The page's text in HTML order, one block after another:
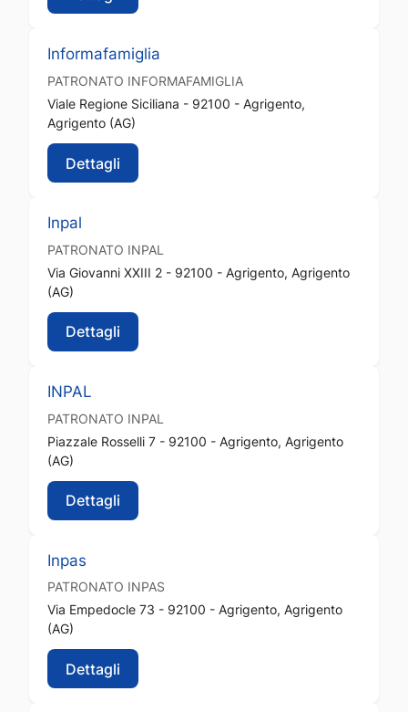
Informafamiglia
PATRONATO INFORMAFAMIGLIA
Viale Regione Siciliana - 92100 - Agrigento,
Agrigento (AG)
Dettagli
Inpal
PATRONATO INPAL
Via Giovanni XXIII 2 - 92100 - Agrigento, Agrigento
(AG)
Dettagli
INPAL
PATRONATO INPAL
Piazzale Rosselli 7 - 92100 - Agrigento, Agrigento
(AG)
Dettagli
Inpas
PATRONATO INPAS
Via Empedocle 73 - 92100 - Agrigento, Agrigento
(AG)
Dettagli